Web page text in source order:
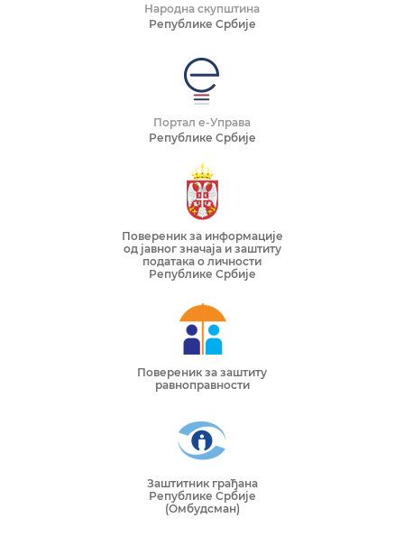
Народна скупштина
Републике Србије
Портал е-Управа
Републике Србије
Повереник за информације
од јавног значаја и заштиту
података о личности
Републике Србије
Повереник за заштиту
равноправности
Заштитник грађана
Републике Србије
(Омбудсман)